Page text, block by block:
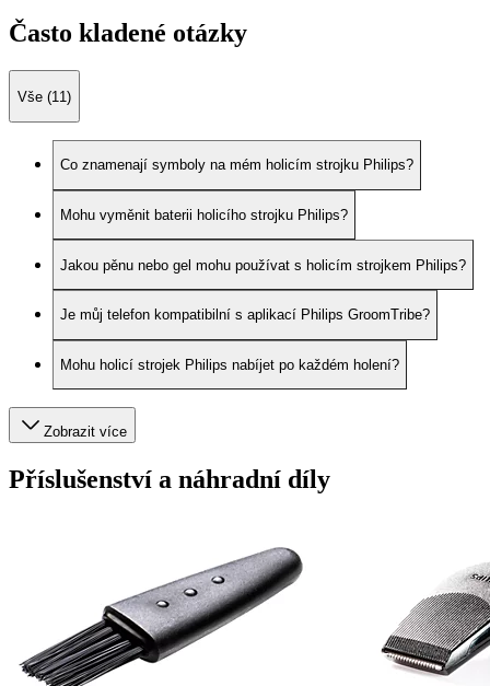
Často kladené otázky
Vše (11)
Co znamenají symboly na mém holicím strojku Philips?
Mohu vyměnit baterii holicího strojku Philips?
Jakou pěnu nebo gel mohu používat s holicím strojkem Philips?
Je můj telefon kompatibilní s aplikací Philips GroomTribe?
Mohu holicí strojek Philips nabíjet po každém holení?
Zobrazit více
Příslušenství a náhradní díly